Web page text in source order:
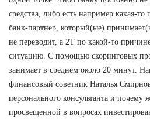
средства, либо есть например какая-то
банк-партнер, который(ые)
не переводит, а 2Т по какой-то
ситуацию. С помощью скоринговых
занимает в среднем около 20 минут.
финансовый советник Наталья
персонального консультанта и
просвещенной в вопросах